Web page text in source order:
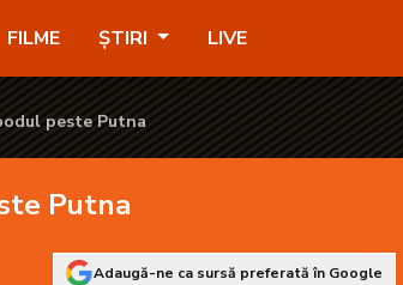
FILME ȘTIRI LIVE
peste Putna
Putna
Adaugă-ne ca sursă preferată în Google